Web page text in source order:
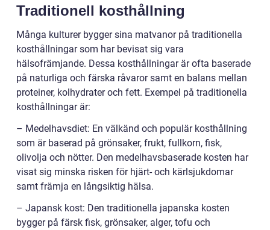
Traditionell kosthållning
Många kulturer bygger sina matvanor på traditionella
kosthållningar som har bevisat sig vara
hälsofrämjande. Dessa kosthållningar är ofta baserade
på naturliga och färska råvaror samt en balans mellan
proteiner, kolhydrater och fett. Exempel på traditionella
kosthållningar är:
– Medelhavsdiet: En välkänd och populär kosthållning
som är baserad på grönsaker, frukt, fullkorn, fisk,
olivolja och nötter. Den medelhavsbaserade kosten har
visat sig minska risken för hjärt- och kärlsjukdomar
samt främja en långsiktig hälsa.
– Japansk kost: Den traditionella japanska kosten
bygger på färsk fisk, grönsaker, alger, tofu och